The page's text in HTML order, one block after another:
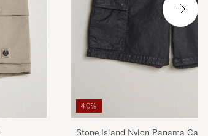
40%
Stone Island Nylon Panama